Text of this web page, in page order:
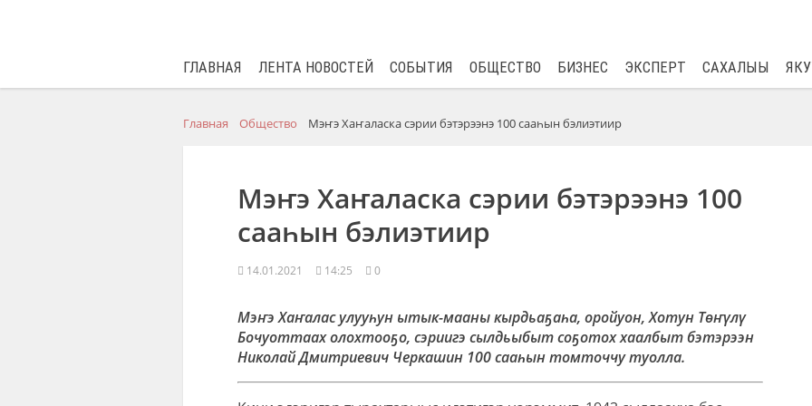
ГЛАВНАЯ ЛЕНТА НОВОСТЕЙ СОБЫТИЯ ОБЩЕСТВО БИЗНЕС ЭКСПЕРТ САХАЛЫЫ
Главная Общество Мэҥэ Хаҥаласка сэрии бэтэрээнэ 100 сааһын бэлиэтиир
Мэҥэ Хаҥаласка сэрии бэтэрээнэ 100
сааһын бэлиэтиир
14.01.2021 14:25 0
Мэҥэ Хаҥалас улууһун ытык-мааны кырдьаҕаһа, оройуон, Хотун Төҥүлү
Бочуоттаах олохтооҕо, сэриигэ сылдьыбыт соҕотох хаалбыт бэтэрээн
Николай Дмитриевич Черкашин 100 сааһын томточчу туолла.